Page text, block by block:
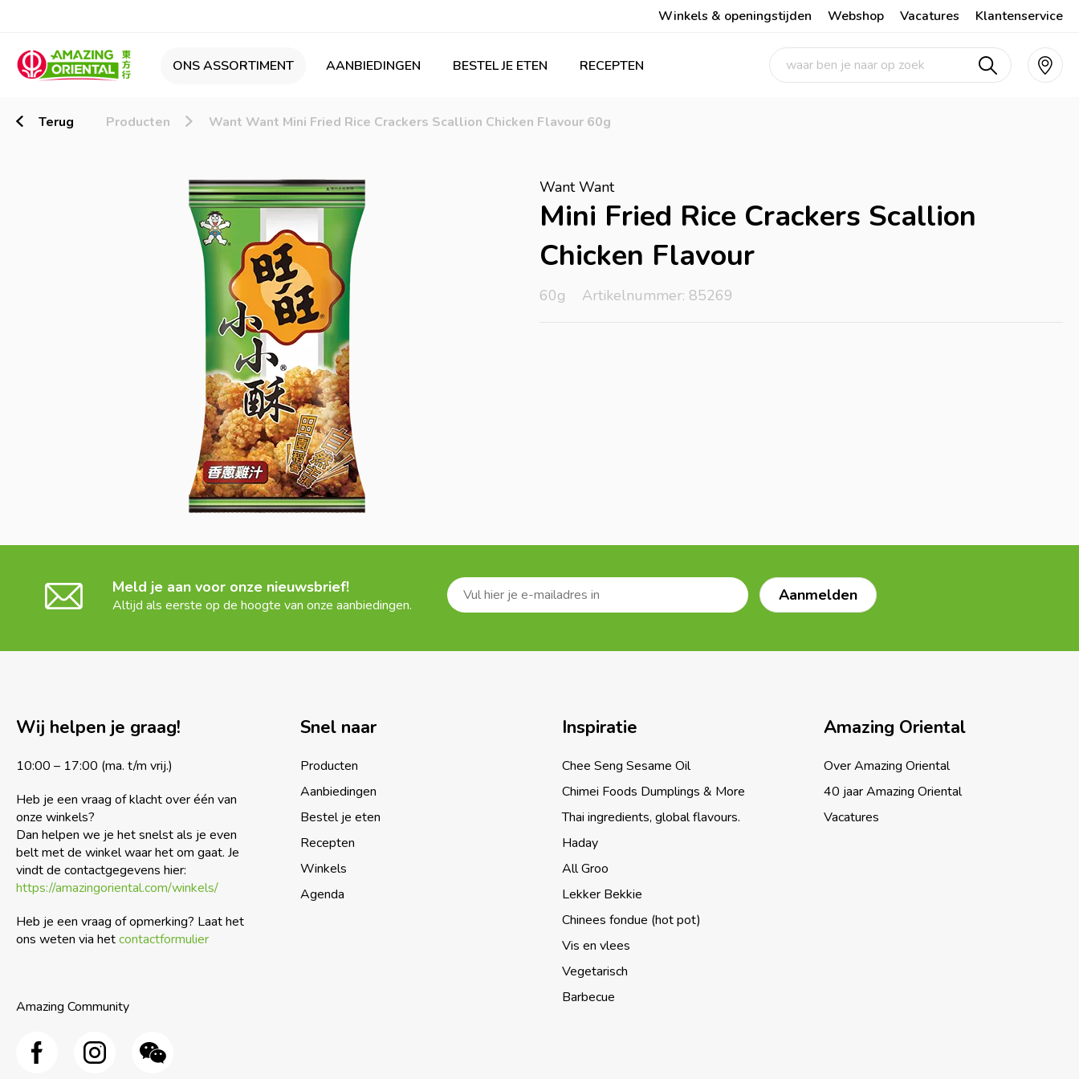
Winkels & openingstijden Webshop Vacatures Klantenservice
ONS ASSORTIMENT AANBIEDINGEN BESTEL JE ETEN RECEPTEN
Terug Producten Want Want Mini Fried Rice Crackers Scallion Chicken Flavour 60g
Want Want
Mini Fried Rice Crackers Scallion
Chicken Flavour
60g Artikelnummer: 85269
Meld je aan voor onze nieuwsbrief!
Altijd als eerste op de hoogte van onze aanbiedingen.
Wij helpen je graag!
10:00 – 17:00 (ma. t/m vrij.)
Heb je een vraag of klacht over één van
onze winkels?
Dan helpen we je het snelst als je even
belt met de winkel waar het om gaat. Je
vindt de contactgegevens hier:
https://amazingoriental.com/winkels/
Heb je een vraag of opmerking? Laat het
ons weten via hetcontactformulier
Amazing Community
Snel naar
Producten
Aanbiedingen
Bestel je eten
Recepten
Winkels
Agenda
Inspiratie
Chee Seng Sesame Oil
Chimei Foods Dumplings & More
Thai ingredients, global flavours.
Haday
All Groo
Lekker Bekkie
Chinees fondue (hot pot)
Vis en vlees
Vegetarisch
Barbecue
Amazing Oriental
Over Amazing Oriental
40 jaar Amazing Oriental
Vacatures